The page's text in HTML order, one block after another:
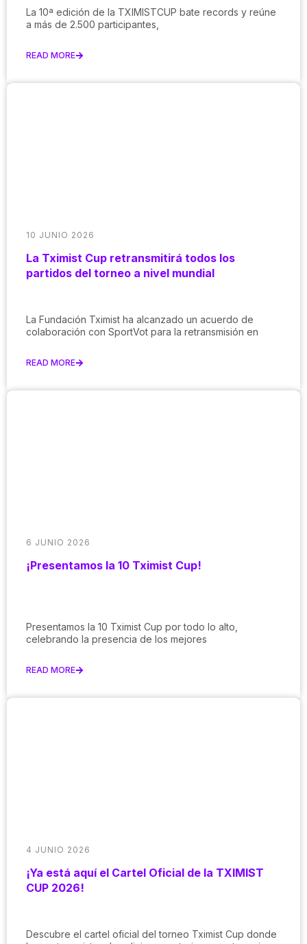
La 10ª edición de la TXIMISTCUP bate records y reúne
a más de 2.500 participantes,
READ MORE
10 JUNIO 2026
La Tximist Cup retransmitirá todos los
partidos del torneo a nivel mundial
La Fundación Tximist ha alcanzado un acuerdo de
colaboración con SportVot para la retransmisión en
READ MORE
6 JUNIO 2026
¡Presentamos la 10 Tximist Cup!
Presentamos la 10 Tximist Cup por todo lo alto,
celebrando la presencia de los mejores
READ MORE
4 JUNIO 2026
¡Ya está aquí el Cartel Oficial de la TXIMIST
CUP 2026!
Descubre el cartel oficial del torneo Tximist Cup donde